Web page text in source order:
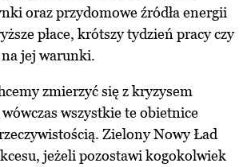
oraz przydomowe źródła energii
płace, krótszy tydzień pracy czy
na jej warunki.
zmierzyć się z kryzysem
wszystkie te obietnice
Zielony Nowy Ład
jeżeli pozostawi kogokolwiek